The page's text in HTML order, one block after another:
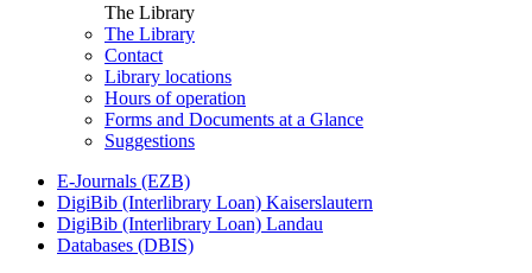
The Library
The Library
Contact
Library locations
Hours of operation
Forms and Documents at a Glance
Suggestions
E-Journals (EZB)
DigiBib (Interlibrary Loan) Kaiserslautern
DigiBib (Interlibrary Loan) Landau
Databases (DBIS)